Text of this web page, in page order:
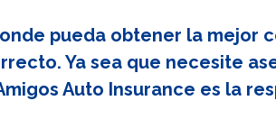
pueda obtener la mejor
Ya sea que necesite
Auto Insurance es la